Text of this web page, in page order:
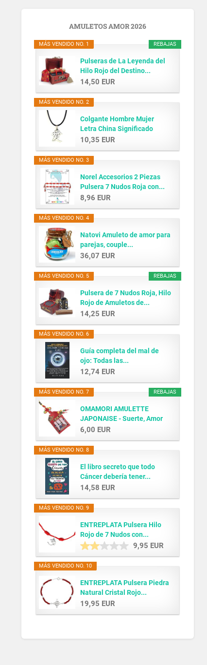
AMULETOS AMOR 2026
REBAJAS
MÁS VENDIDO NO. 1
Pulseras de La Leyenda del
Hilo Rojo del Destino...
14,50 EUR
MÁS VENDIDO NO. 2
Colgante Hombre Mujer
Letra China Significado
AMOR...
10,35 EUR
MÁS VENDIDO NO. 3
Norel Accesorios 2 Piezas
Pulsera 7 Nudos Roja con...
8,96 EUR
MÁS VENDIDO NO. 4
Natovi Amuleto de amor para
parejas, couple...
36,07 EUR
REBAJAS
MÁS VENDIDO NO. 5
Pulsera de 7 Nudos Roja, Hilo
Rojo de Amuletos de...
14,25 EUR
MÁS VENDIDO NO. 6
Guía completa del mal de
ojo: Todas las...
12,74 EUR
REBAJAS
MÁS VENDIDO NO. 7
OMAMORI AMULETTE
JAPONAISE - Suerte, Amor
y...
6,00 EUR
MÁS VENDIDO NO. 8
El libro secreto que todo
Cáncer debería tener...
14,58 EUR
MÁS VENDIDO NO. 9
ENTREPLATA Pulsera Hilo
Rojo de 7 Nudos con...
9,95 EUR
MÁS VENDIDO NO. 10
ENTREPLATA Pulsera Piedra
Natural Cristal Rojo...
19,95 EUR